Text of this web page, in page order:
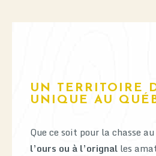
UN TERRITOIRE
UNIQUE AU
Que ce soit pour la chasse au
l’ours ou à l’orignal les